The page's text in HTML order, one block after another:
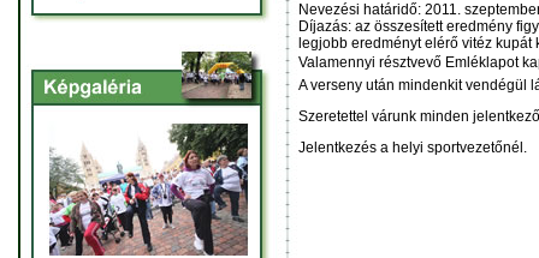
Nevezési határidő: 2011.
Díjazás: az összesített eredmény
legjobb eredményt elérő vitéz kupát
Valamennyi résztvevő Emléklapot
A verseny után mindenkit vendégül
Szeretettel várunk minden
Jelentkezés a helyi sportvezetőnél.